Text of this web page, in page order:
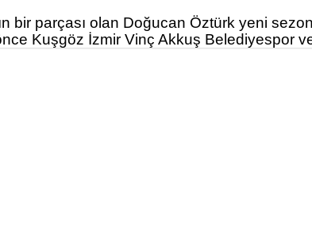
bir parçası olan Doğucan Öztürk yeni
Kuşgöz İzmir Vinç Akkuş Belediyespor